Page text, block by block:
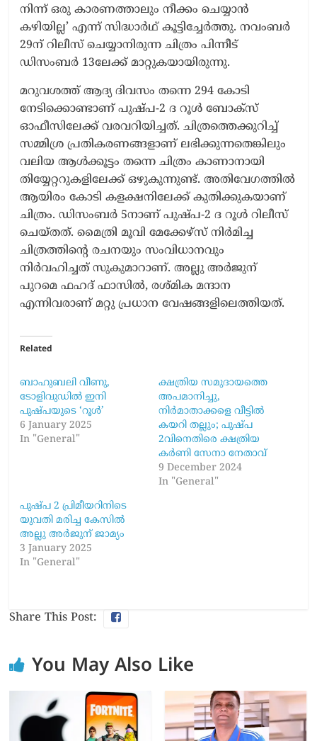
നിന്ന് ഒരു കാരണത്താലും നീക്കം ചെയ്യാൻ
കഴിയില്ല’ എന്ന് സിദ്ധാർഥ് കൂട്ടിച്ചേർത്തു. നവംബർ
29ന് റിലീസ് ചെയ്യാനിരുന്ന ചിത്രം പിന്നീട്
ഡിസംബർ 13ലേക്ക് മാറ്റുകയായിരുന്നു.
മറുവശത്ത് ആദ്യ ദിവസം തന്നെ 294 കോടി
നേടിക്കൊണ്ടാണ് പുഷ്പ-2 ദ റൂൾ ബോക്സ്
ഓഫീസിലേക്ക് വരവറിയിച്ചത്. ചിത്രത്തെക്കുറിച്ച്
സമ്മിശ്ര പ്രതികരണങ്ങളാണ് ലഭിക്കുന്നതെങ്കിലും
വലിയ ആള്‍ക്കൂട്ടം തന്നെ ചിത്രം കാണാനായി
തിയ്യേറ്ററുകളിലേക്ക് ഒഴുകുന്നുണ്ട്. അതിവേഗത്തില്‍
ആയിരം കോടി കളക്ഷനിലേക്ക് കുതിക്കുകയാണ്
ചിത്രം. ഡിസംബർ 5നാണ് പുഷ്പ-2 ദ റൂൾ റിലീസ്
ചെയ്തത്. മൈത്രി മൂവി മേക്കേഴ്സ് നിർമിച്ച
ചിത്രത്തിന്റെ രചനയും സംവിധാനവും
നിർവഹിച്ചത് സുകുമാറാണ്. അല്ലു അർജുന്
പുറമെ ഫഹദ് ഫാസിൽ, രശ്മിക മന്ദാന
എന്നിവരാണ് മറ്റു പ്രധാന വേഷങ്ങളിലെത്തിയത്.
Related
ബാഹുബലി വീണു,
ടോളിവുഡിൽ ഇനി
പുഷ്പയുടെ ‘റൂൾ’
6 January 2025
In "General"
ക്ഷത്രിയ സമുദായത്തെ
അപമാനിച്ചു,
നിര്‍മാതാക്കളെ വീട്ടില്‍
കയറി തല്ലും; പുഷ്പ
2വിനെതിരെ ക്ഷത്രിയ
കര്‍ണി സേനാ നേതാവ്
9 December 2024
In "General"
പുഷ്പ 2 പ്രിമീയറിനിടെ
യുവതി മരിച്ച കേസിൽ
അല്ലു അർജുന് ജാമ്യം
3 January 2025
In "General"
Share This Post:
You May Also Like